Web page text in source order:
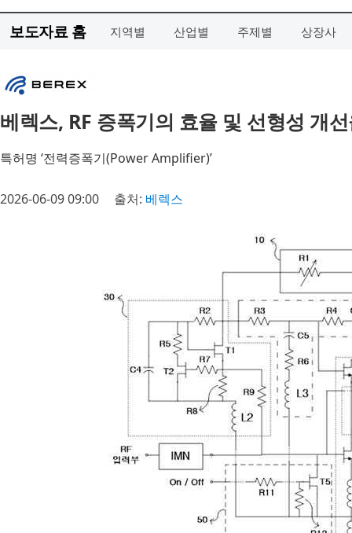
보도자료 홈 지역별 산업별 주제별 상장사
베렉스, RF 증폭기의 효율 및 선형성 개
특허명 ‘전력증폭기(Power Amplifier)’
2026-06-09 09:00 출처: 베렉스